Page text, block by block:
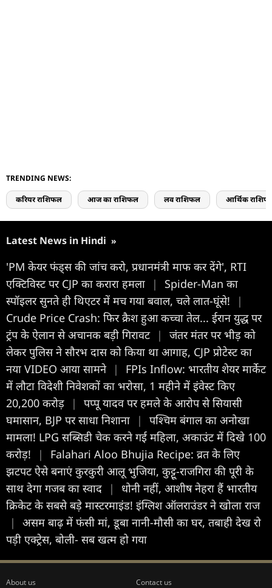
TRENDING NEWS:
करियर राशिफल आज का राशिफल लव राशिफल आर्थिक
Latest News in Hindi »
'PM केयर फंड्स की जांच करो, प्रधानमंत्री माफ कर देंगे', RTI
एक्टिविस्ट पर CJP का करारा हमला
|
Spider-Man का
स्पॉइलर सुनते ही थिएटर में मच गया बवाल, चले लात-घूंसे!
|
Crude Price Crash: फिर क्रैश हुआ कच्चा तेल... ईरान युद्ध पर
ट्रंप के ऐलान से अचानक बड़ी गिरावट |
जंतर मंतर पर भीड़ को
लेकर पुलिस ने सौरभ दास को किया था आगाह, CJP प्रोटेस्ट का
नया VIDEO आया सामने |
FPIs Inflow: भारतीय शेयर मार्केट
में लौटा विदेशी निवेशकों का भरोसा, 1 महीने में इंवेस्ट किए
20,200 करोड़
|
पप्पू यादव पर हमले के आरोप से सियासी
घमासान, BJP पर साधा निशाना
|
पश्चिम बंगाल का अनोखा
मामला! LPG सब्सिडी चेक करने गई महिला, अकाउंट में दिखे 100
करोड़!
|
Falahari Aloo Bhujia Recipe: व्रत के लिए
झटपट ऐसे बनाएं कुरकुरी आलू भुजिया, कुट्टू-राजगिरा की पूरी के
साथ देगा गजब का स्वाद
|
धोनी नहीं, आशीष नेहरा हैं भारतीय
क्रिकेट के सबसे बड़े मास्टरमाइंड! इंग्लिश ऑलराउंडर ने खोला राज
|
असम बाढ़ में फंसी मां, डूबा नानी-मौसी का घर, तबाही देख रो
पड़ी एक्ट्रेस, बोली- सब खत्म हो गया
About us Contact us